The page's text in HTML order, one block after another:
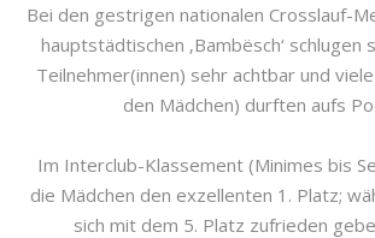
Bei den gestrigen nationalen Crosslauf-
hauptstädtischen ‚Bambësch‘ schlugen
Teilnehmer(innen) sehr achtbar und
den Mädchen) durften aufs
Im Interclub-Klassement (Minimes bis
die Mädchen den exzellenten 1. Platz;
sich mit dem 5. Platz zufrieden